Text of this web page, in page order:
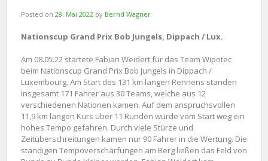
Posted on 28. Mai 2022 by Bernd Wagner
Nationscup Grand Prix Bob Jungels, Dippach / Lux.
Am 08.05.22 startete Fabian Weidert für das Team Wipotec
beim Nationscup Grand Prix Bob Jungels in Dippach /
Luxembourg. Am Start des 131 km langen Rennens standen
insgesamt 171 Fahrer aus 30 Teams, welche aus 12
verschiedenen Nationen kamen. Auf dem anspruchsvollen
11,9 km langen Kurs über 11 Runden wurde vom Start weg ein
hohes Tempo gefahren. Durch viele Stürze und
Zeitüberschreitungen kamen nur 90 Fahrer in die Wertung. Die
ständigen Tempoverschärfungen am Berg ließen das Feld von